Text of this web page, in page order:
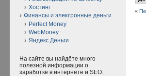
«
Хостинг
Финансы и электронные деньги
Perfect Money
WebMoney
Яндекс.Деньги
На сайте вы найдёте много
полезной информации о
заработке в интернете и SEO.